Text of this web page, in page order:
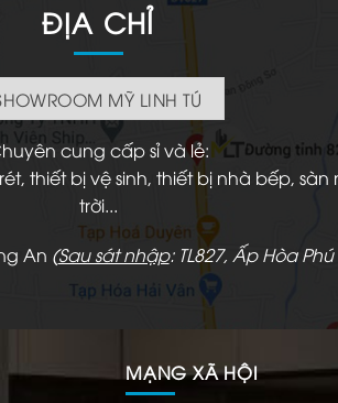
ĐỊA CHỈ
MỸ LINH TÚ
cung cấp sỉ và lẻ:
thiết bị vệ sinh, thiết bị nhà bếp,
trời...
An (Sau sát nhập: TL827, Ấp Hòa
MẠNG XÃ HỘI